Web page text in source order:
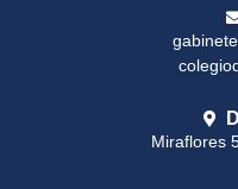
Miraflores